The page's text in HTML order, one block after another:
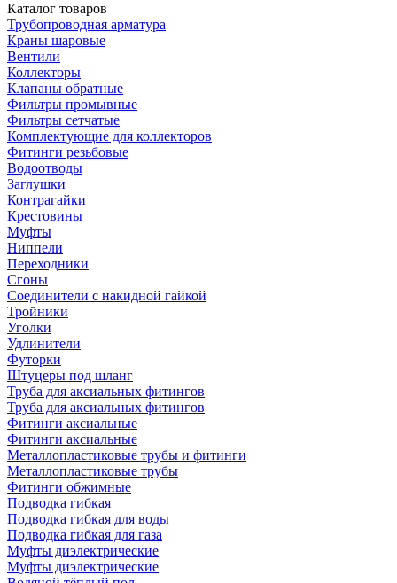
Каталог товаров
Трубопроводная арматура
Краны шаровые
Вентили
Коллекторы
Клапаны обратные
Фильтры промывные
Фильтры сетчатые
Комплектующие для коллекторов
Фитинги резьбовые
Водоотводы
Заглушки
Контрагайки
Крестовины
Муфты
Ниппели
Переходники
Сгоны
Соединители с накидной гайкой
Тройники
Уголки
Удлинители
Футорки
Штуцеры под шланг
Труба для аксиальных фитингов
Труба для аксиальных фитингов
Фитинги аксиальные
Фитинги аксиальные
Металлопластиковые трубы и фитинги
Металлопластиковые трубы
Фитинги обжимные
Подводка гибкая
Подводка гибкая для воды
Подводка гибкая для газа
Муфты диэлектрические
Муфты диэлектрические